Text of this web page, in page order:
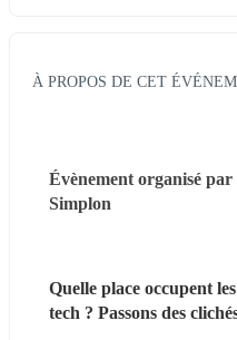
À PROPOS DE CET
Évènement organisé
Simplon
Quelle place occupent
tech ? Passons des